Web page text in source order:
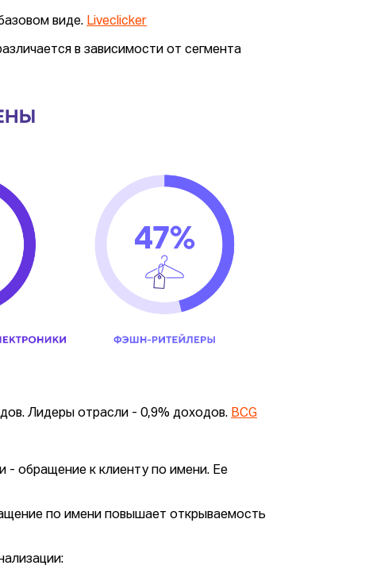
виде. Liveclicker
в зависимости от сегмента
Лидеры отрасли - 0,9% доходов. BCG
- обращение к клиенту по имени. Ее
по имени повышает открываемость